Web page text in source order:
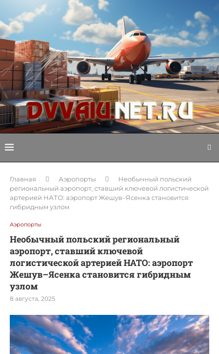
Главная Аэропорты
Необычный польский
региональный аэропорт, ставший ключевой логистической
артерией НАТО: аэропорт Жешув–Ясенка становится
гибридным узлом
Аэропорты
Необычный польский региональный
аэропорт, ставший ключевой
логистической артерией НАТО: аэропорт
Жешув–Ясенка становится гибридным
узлом
8 августа, 2025